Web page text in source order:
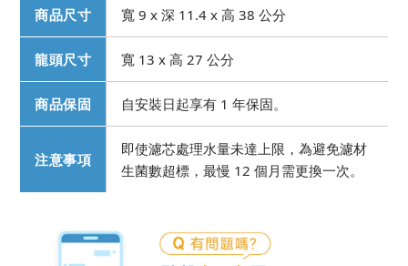
商品尺寸 寬 9 x 深 11.4 x 高 38 公分
龍頭尺寸 寬 13 x 高 27 公分
商品保固 自安裝日起享有 1 年保固。
注意事項
即使濾芯處理水量未達上限，為避免濾材
生菌數超標，最慢 12 個月需更換一次。